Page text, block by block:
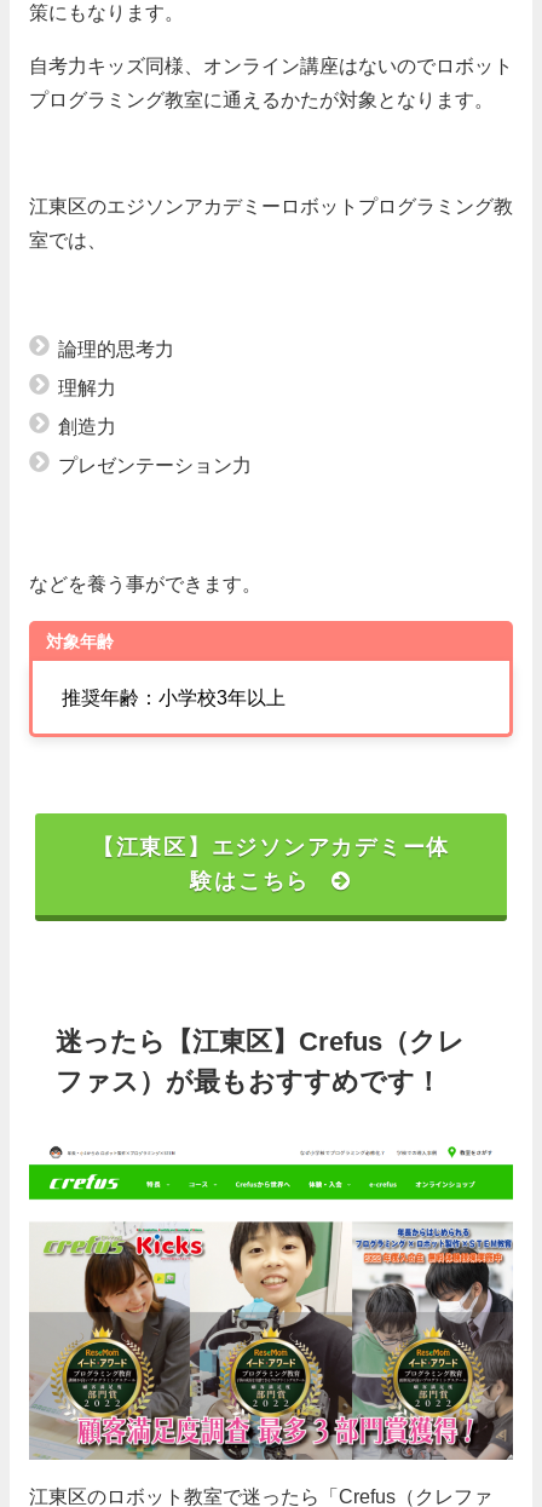
策にもなります。
自考力キッズ同様、オンライン講座はないのでロボット
プログラミング教室に通えるかたが対象となります。
江東区のエジソンアカデミーロボットプログラミング教
室では、
論理的思考力
理解力
創造力
プレゼンテーション力
などを養う事ができます。
対象年齢
推奨年齢：小学校3年以上
【江東区】エジソンアカデミー体
験はこちら
迷ったら【江東区】Crefus（クレ
ファス）が最もおすすめです！
江東区のロボット教室で迷ったら「Crefus（クレファ